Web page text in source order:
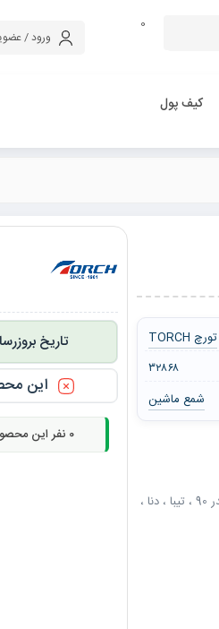
0
ورود /
کیف پول
تورچ TORCH
۳۲۸۶۸
شمع ماشین
مناسب برای: پژو 405 ، پارس ، سمند ، پراید ، پژو 206 تیپ 2 و تیپ 3 ، ریو ، تندر 90 ، تیبا ، دنا ،
این
0 نفر این